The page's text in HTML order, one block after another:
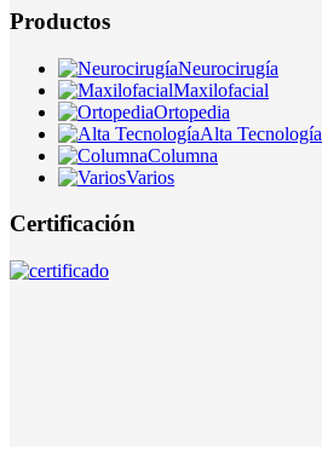
Productos
Neurocirugía
Maxilofacial
Ortopedia
Alta Tecnología
Columna
Varios
Certificación